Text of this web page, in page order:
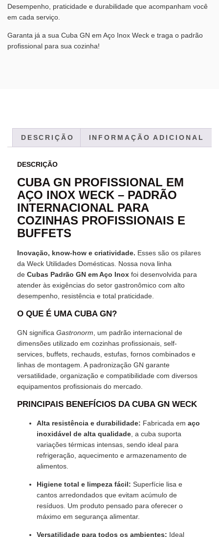
Desempenho, praticidade e durabilidade que acompanham você
em cada serviço.
Garanta já a sua Cuba GN em Aço Inox Weck e traga o padrão
profissional para sua cozinha!
DESCRIÇÃO INFORMAÇÃO ADICIONAL
DESCRIÇÃO
CUBA GN PROFISSIONAL EM
AÇO INOX WECK – PADRÃO
INTERNACIONAL PARA
COZINHAS PROFISSIONAIS E
BUFFETS
Inovação, know‑how e criatividade. Esses são os pilares
da Weck Utilidades Domésticas. Nossa nova linha
de Cubas Padrão GN em Aço Inox foi desenvolvida para
atender às exigências do setor gastronômico com alto
desempenho, resistência e total praticidade.
O QUE É UMA CUBA GN?
GN significa Gastronorm , um padrão internacional de
dimensões utilizado em cozinhas profissionais, self-
services, buffets, rechauds, estufas, fornos combinados e
linhas de montagem. A padronização GN garante
versatilidade, organização e compatibilidade com diversos
equipamentos profissionais do mercado.
PRINCIPAIS BENEFÍCIOS DA CUBA GN WECK
Alta resistência e durabilidade: Fabricada em aço
inoxidável de alta qualidade , a cuba suporta
variações térmicas intensas, sendo ideal para
refrigeração, aquecimento e armazenamento de
alimentos.
Higiene total e limpeza fácil: Superfície lisa e
cantos arredondados que evitam acúmulo de
resíduos. Um produto pensado para oferecer o
máximo em segurança alimentar.
Versatilidade para todos os ambientes: Ideal